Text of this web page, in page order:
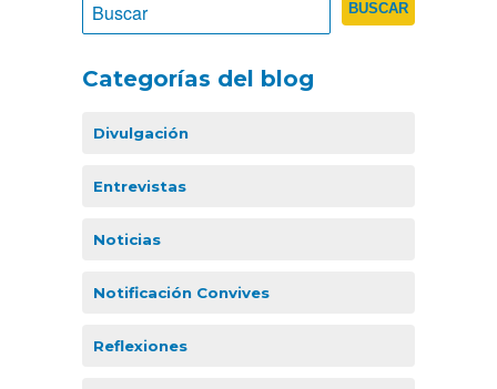
Categorías del blog
Divulgación
Entrevistas
Noticias
Notificación Convives
Reflexiones